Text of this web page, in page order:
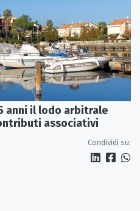
anni il lodo arbitrale
associativi
Condividi su: